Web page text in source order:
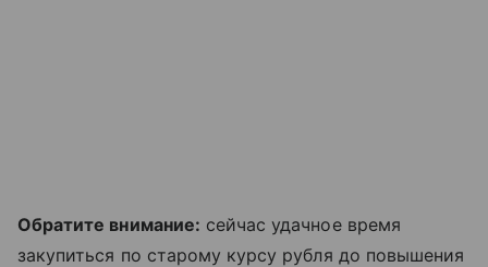
Обратите внимание: сейчас удачное время
закупиться по старому курсу рубля до повышения